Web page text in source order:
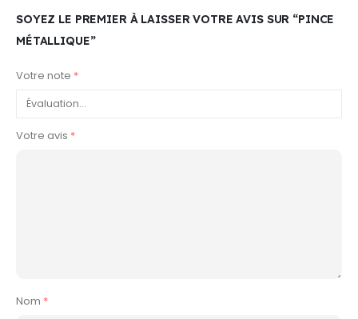
SOYEZ LE PREMIER À LAISSER VOTRE AVIS SUR “PINCE
MÉTALLIQUE”
Votre note *
Votre avis *
Nom *